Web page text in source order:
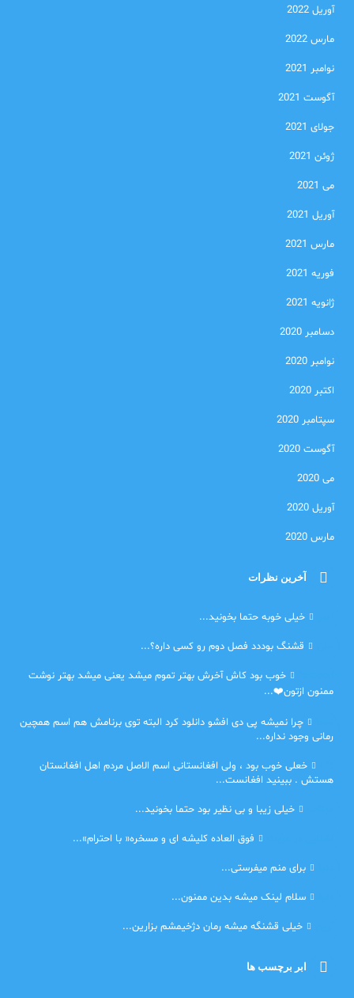
آوریل 2022
مارس 2022
نوامبر 2021
آگوست 2021
جولای 2021
ژوئن 2021
می 2021
آوریل 2021
مارس 2021
فوریه 2021
ژانویه 2021
دسامبر 2020
نوامبر 2020
اکتبر 2020
سپتامبر 2020
آگوست 2020
می 2020
آوریل 2020
مارس 2020
آخرین نظرات
خیلی خوبه حتما بخونید...
قشنگ بوددد فصل دوم رو کسی داره؟...
خوب بود کاش آخرش بهتر تموم میشد یعنی میشد بهتر نوشت
ممنون ازتون❤️...
چرا نمیشه پی دی افشو دانلود کرد البته توی برنامش هم اسم همچین
رمانی وجود نداره...
خعلی خوب بود ، ولی افغانستانی اسم الاصل مردم اهل افغانستان
هستش . ببینید افغانست...
خیلی زیبا و بی نظیر بود حتما بخونید...
فوق العاده کلیشه ای و مسخره« با احترام»...
برای منم میفرستی...
سلام لینک میشه بدین ممنون...
خیلی قشنگه میشه رمان دژخیمشم بزارین...
ابر برچسب ها